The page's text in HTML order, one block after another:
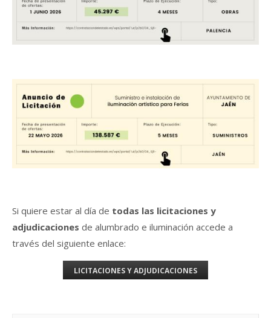
Si quiere estar al día de todas las licitaciones y
adjudicaciones de alumbrado e iluminación accede a
través del siguiente enlace:
LICITACIONES Y ADJUDICACIONES